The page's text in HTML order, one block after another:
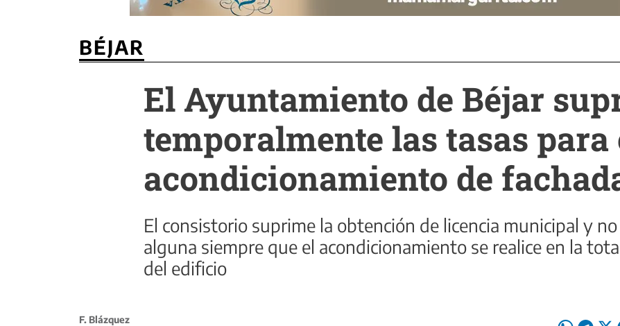
BÉJAR
El Ayuntamiento de Béjar
temporalmente las tasas para
acondicionamiento de
El consistorio suprime la obtención de licencia municipal y
alguna siempre que el acondicionamiento se realice en la
del edificio
F. Blázquez